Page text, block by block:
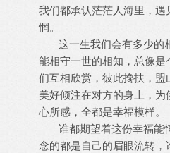
我们都承认茫茫人海里，
惘。
这一生我们会有多少的
能相守一世的相知，总像
们互相欣赏，彼此搀扶，
美好倾注在对方的身上，
心所感，全都是幸福模样。
谁都期望着这份幸福能
念的都是自己的眉眼流转